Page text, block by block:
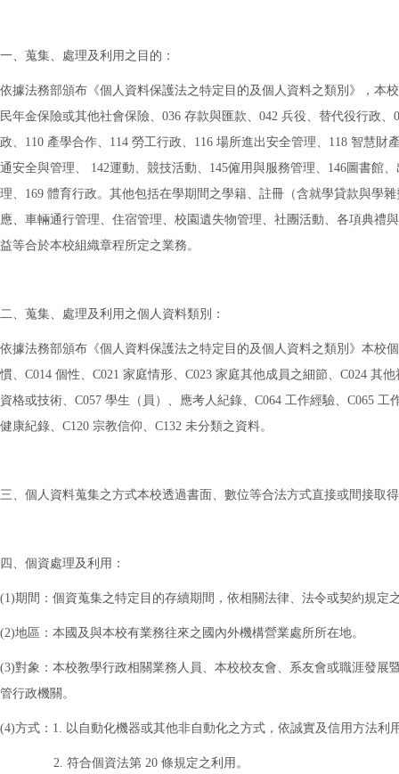
一、蒐集、處理及利用之目的：
依據法務部頒布《個人資料保護法之特定目的及個人資料之類別》，本
民年金保險或其他社會保險、036 存款與匯款、042 兵役、替代役行政
政、110 產學合作、114 勞工行政、116 場所進出安全管理、118 智慧
通安全與管理、 142運動、競技活動、145僱用與服務管理、146圖書館
理、169 體育行政。其他包括在學期間之學籍、註冊（含就學貸款與學
應、車輛通行管理、住宿管理、校園遺失物管理、社團活動、各項典禮
益等合於本校組織章程所定之業務。
二、蒐集、處理及利用之個人資料類別：
依據法務部頒布《個人資料保護法之特定目的及個人資料之類別》本校
慣、C014 個性、C021 家庭情形、C023 家庭其他成員之細節、C024 其
資格或技術、C057 學生（員）、應考人紀錄、C064 工作經驗、C065
健康紀錄、C120 宗教信仰、C132 未分類之資料。
三、個人資料蒐集之方式本校透過書面、數位等合法方式直接或間接取
四、個資處理及利用：
(1)期間：個資蒐集之特定目的存續期間，依相關法律、法令或契約規
(2)地區：本國及與本校有業務往來之國內外機構營業處所所在地。
(3)對象：本校教學行政相關業務人員、本校校友會、系友會或職涯發
管行政機關。
(4)方式：1. 以自動化機器或其他非自動化之方式，依誠實及信用方法利
2. 符合個資法第 20 條規定之利用。